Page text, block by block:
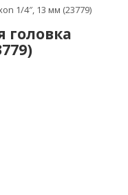
1/4″, 13 мм (23779)
головка